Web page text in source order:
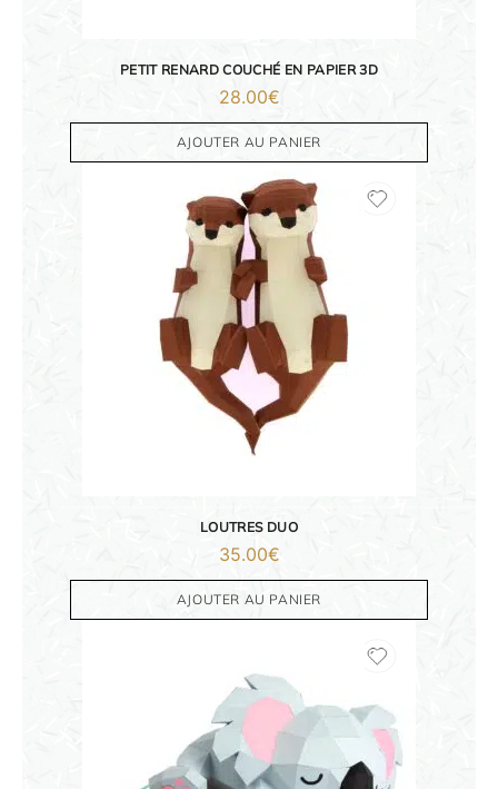
PETIT RENARD COUCHÉ EN PAPIER 3D
28.00€
AJOUTER AU PANIER
LOUTRES DUO
35.00€
AJOUTER AU PANIER
ORIGAMI 3D
FAMILLE & ENFANTS